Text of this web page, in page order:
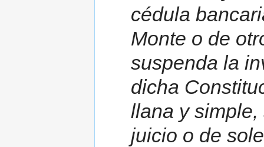
cédula
Monte o de
suspenda la
dicha
llana y
juicio o de